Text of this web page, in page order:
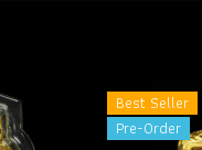
Best Seller
Pre-Order